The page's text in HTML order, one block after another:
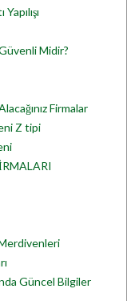
Midir?
Firmalar
Z tipi
Güncel Bilgiler